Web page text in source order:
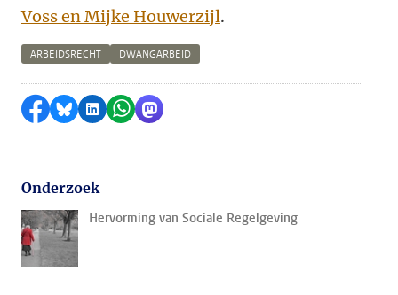
Voss en Mijke Houwerzijl.
ARBEIDSRECHT DWANGARBEID
Delen op Facebook
Delen via Bluesky
Delen op LinkedIn
Delen via WhatsApp
Delen via Mastodon
Onderzoek
Hervorming van Sociale Regelgeving